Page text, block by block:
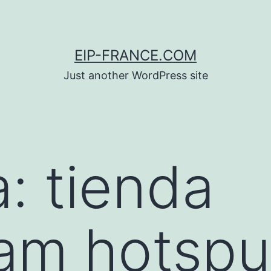
EIP-FRANCE.COM
Just another WordPress site
tienda